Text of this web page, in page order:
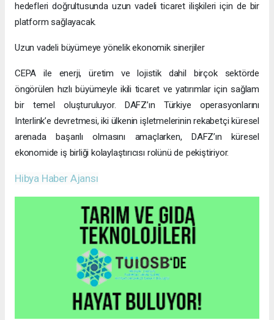
hedefleri doğrultusunda uzun vadeli ticaret ilişkileri için de bir
platform sağlayacak.
Uzun vadeli büyümeye yönelik ekonomik sinerjiler
CEPA ile enerji, üretim ve lojistik dahil birçok sektörde
öngörülen hızlı büyümeyle ikili ticaret ve yatırımlar için sağlam
bir temel oluşturuluyor. DAFZ’ın Türkiye operasyonlarını
Interlink’e devretmesi, iki ülkenin işletmelerinin rekabetçi küresel
arenada başarılı olmasını amaçlarken, DAFZ’ın küresel
ekonomide iş birliği kolaylaştırıcısı rolünü de pekiştiriyor.
Hibya Haber Ajansı